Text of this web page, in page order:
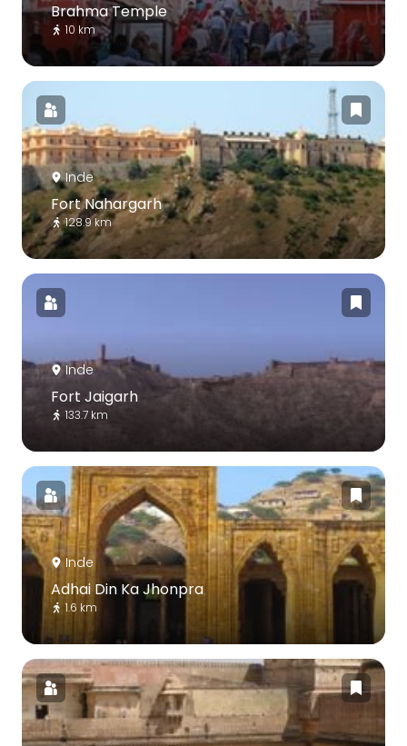
Brahma Temple
10 km
Inde
Fort Nahargarh
128.9 km
Inde
Fort Jaigarh
133.7 km
Inde
Adhai Din Ka Jhonpra
1.6 km